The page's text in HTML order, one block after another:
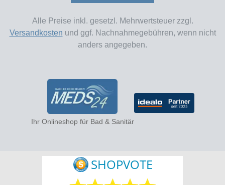
Alle Preise inkl. gesetzl. Mehrwertsteuer zzgl.
Versandkosten und ggf. Nachnahmegebühren, wenn nicht
anders angegeben.
Ihr Onlineshop für Bad & Sanitär